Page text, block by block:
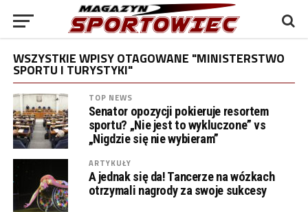
WSZYSTKIE WPISY OTAGOWANE "MINISTERSTWO
SPORTU I TURYSTYKI"
TOP NEWS
Senator opozycji pokieruje resortem
sportu? „Nie jest to wykluczone” vs
„Nigdzie się nie wybieram”
ARTYKUŁY
A jednak się da! Tancerze na wózkach
otrzymali nagrody za swoje sukcesy